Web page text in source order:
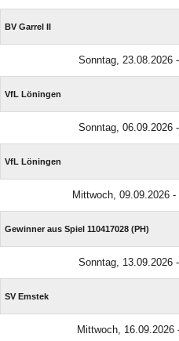
BV Garrel II
Sonntag, 23.08.2026
VfL Löningen
Sonntag, 06.09.2026
VfL Löningen
Mittwoch, 09.09.2026
Gewinner aus Spiel 110417028 (PH)
Sonntag, 13.09.2026
SV Emstek
Mittwoch, 16.09.2026